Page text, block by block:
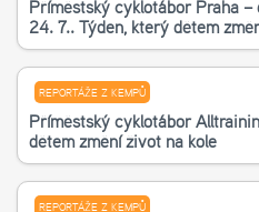
Příměstský cyklotábor Praha
24. 7.. Týden, který dětem
REPORTÁŽE Z KEMPŮ
Příměstský cyklotábor
dětem změní život na kole
REPORTÁŽE Z KEMPŮ